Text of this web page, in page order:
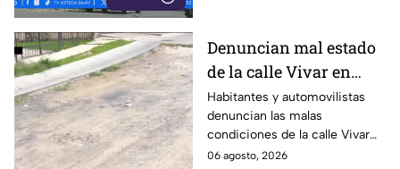
Denuncian mal estado
de la calle Vivar en
León: baches y
descuido afectan el
tránsito
Habitantes y automovilistas
denuncian las malas
condiciones de la calle Vivar
en León. Piden la pronta
06 agosto, 2026